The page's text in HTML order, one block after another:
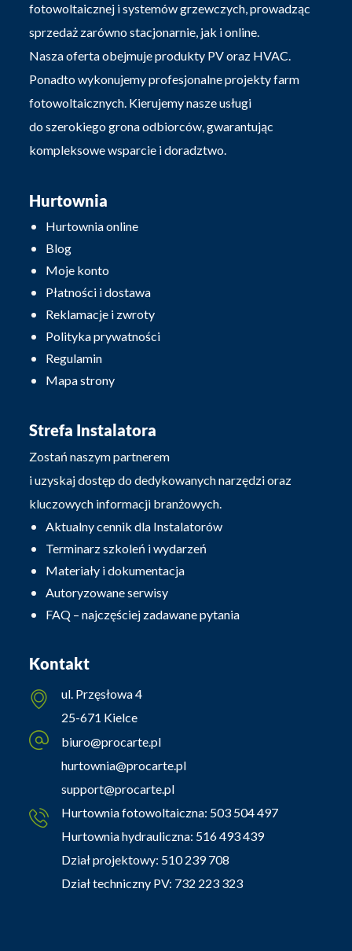
fotowoltaicznej i systemów grzewczych, prowadząc
sprzedaż zarówno stacjonarnie, jak i online.
Nasza oferta obejmuje produkty PV oraz HVAC.
Ponadto wykonujemy profesjonalne projekty farm
fotowoltaicznych. Kierujemy nasze usługi
do szerokiego grona odbiorców, gwarantując
kompleksowe wsparcie i doradztwo.
Hurtownia
Hurtownia online
Blog
Moje konto
Płatności i dostawa
Reklamacje i zwroty
Polityka prywatności
Regulamin
Mapa strony
Strefa Instalatora
Zostań naszym partnerem
i uzyskaj dostęp do dedykowanych narzędzi oraz
kluczowych informacji branżowych.
Aktualny cennik dla Instalatorów
Terminarz szkoleń i wydarzeń
Materiały i dokumentacja
Autoryzowane serwisy
FAQ – najczęściej zadawane pytania
Kontakt
ul. Przęsłowa 4
25-671 Kielce
biuro@procarte.pl
hurtownia@procarte.pl
support@procarte.pl
Hurtownia fotowoltaiczna: 503 504 497
Hurtownia hydrauliczna: 516 493 439
Dział projektowy: 510 239 708
Dział techniczny PV: 732 223 323